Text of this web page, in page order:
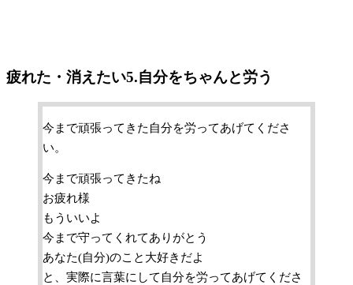
疲れた・消えたい5.自分をちゃんと労う
今まで頑張ってきた自分を労ってあげてくださ
い。
今まで頑張ってきたね
お疲れ様
もういいよ
今まで守ってくれてありがとう
あなた(自分)のこと大好きだよ
と、実際に言葉にして自分を労ってあげてくださ